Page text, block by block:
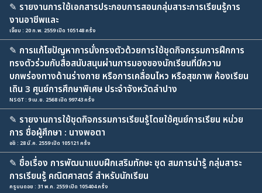
✎ รายงานการใช้เอกสารประกอบการสอนกลุ่มสาระการเรียนรู้การ
งานอาชีพและ
เจี๊ยบ : 20 ก.พ. 2559 เปิด 105148 ครั้ง
✎ การแก้ไขปัญหาการนั่งทรงตัวด้วยการใช้ชุดกิจกรรมการฝึกการ
ทรงตัวร่วมกับสื่อสนับสนุนผ่านการมองของนักเรียนที่มีความ
บกพร่องทางด้านร่างกาย หรือการเคลื่อนไหว หรือสุขภาพ ห้องเรียน
เถิน 3 ศูนย์การศึกษาพิเศษ ประจำจังหวัดลำปาง
NSGT : 9 เม.ย. 2568 เปิด 99743 ครั้ง
✎ รายงานการใช้ชุดกิจกรรมการเรียนรู้โดยใช้ศูนย์การเรียน หน่วย
การ ชื่อผู้ศึกษา : นางพอตา
อชิ : 28 มี.ค. 2559 เปิด 105121 ครั้ง
✎ ชื่อเรื่อง การพัฒนาแบบฝึกเสริมทักษะ ชุด สมการน่ารู้ กลุ่มสาระ
การเรียนรู้ คณิตศาสตร์ สำหรับนักเรียน
ครูบนดอย : 31 พ.ค. 2559 เปิด 105404 ครั้ง